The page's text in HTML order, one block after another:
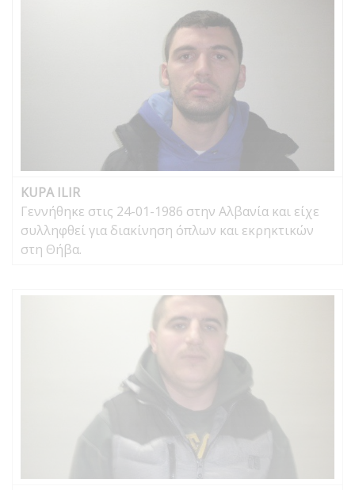
KUPA ILIR
Γεννήθηκε στις 24-01-1986 στην Αλβανία και είχε
συλληφθεί για διακίνηση όπλων και εκρηκτικών
στη Θήβα.